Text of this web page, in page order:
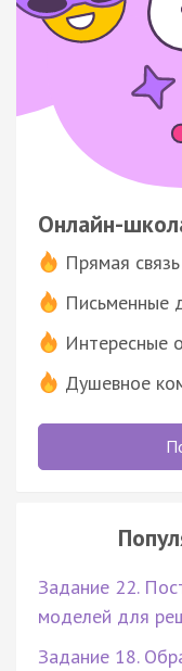
Онлайн-
Прямая
Письменные
Интересные
Душевное
Задание 22.
моделей для
Задание 18.